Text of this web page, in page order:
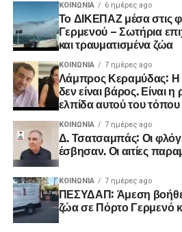
ΚΟΙΝΩΝΊΑ 6 ημέρες ago
Το ΔΙΚΕΠΑΖ μέσα στις
Γερμενού – Σωτήρια
και τραυματισμένα ζώα
ΚΟΙΝΩΝΊΑ 7 ημέρες ago
Λάμπρος Κεραμύδας: Η
δεν είναι βάρος. Είναι η
ελπίδα αυτού του τόπου
ΚΟΙΝΩΝΊΑ 7 ημέρες ago
Δ. Τσατσαμπάς: Οι
έσβησαν. Οι αιτίες
ΚΟΙΝΩΝΊΑ 7 ημέρες ago
ΠΕΣΥΔΑΠ: Άμεση
ζώα σε Πόρτο Γερμενό